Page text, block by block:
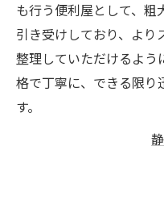
も行う便利屋として、
引き受けしており、より
整理していただけるよう
格で丁寧に、できる限り
す。